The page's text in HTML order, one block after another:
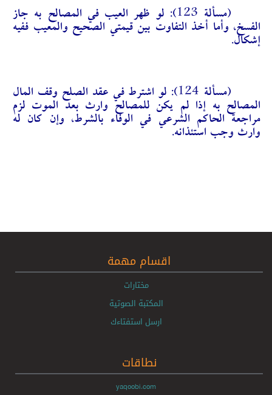
(مسألة 123):
لو ظهر العيب في المصالح به جاز
الفسخ، وأما أخذ التفاوت بين قيمتي الصحيح والمعيب ففيه
إشكال.
(مسألة 124):
لو اشترط في عقد الصلح وقف المال
المصالح به إذا لم يكن للمصالح وارث بعد الموت لزم
مراجعة الحاكم الشرعي في الوفاء بالشرط، وإن كان له
وارث وجب استئذانه.
اقسام مهمة
مختارات
المكتبة الصوتية
ارسل استفتاءك
نطاقات
yaqoobi.com